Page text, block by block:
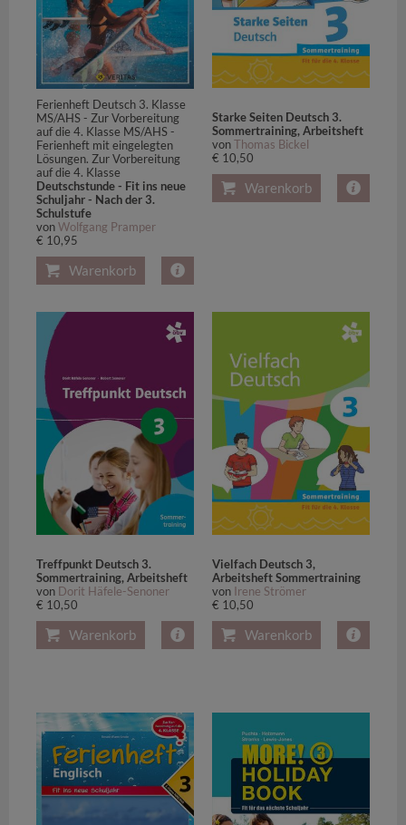
Ferienheft Deutsch 3. Klasse
MS/AHS - Zur Vorbereitung
auf die 4. Klasse MS/AHS -
Ferienheft mit eingelegten
Lösungen. Zur Vorbereitung
auf die 4. Klasse
Deutschstunde - Fit ins neue
Schuljahr - Nach der 3.
Schulstufe
vonWolfgang Pramper
€ 10,95
Warenkorb
Starke Seiten Deutsch 3.
Sommertraining, Arbeitsheft
vonThomas Bickel
€ 10,50
Warenkorb
Treffpunkt Deutsch 3.
Sommertraining, Arbeitsheft
von Dorit Häfele-Senoner
€ 10,50
Warenkorb
Vielfach Deutsch 3,
Arbeitsheft Sommertraining
von Irene Strömer
€ 10,50
Warenkorb